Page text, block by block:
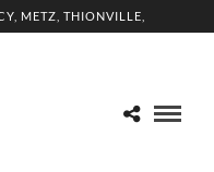
METZ, THIONVILLE,